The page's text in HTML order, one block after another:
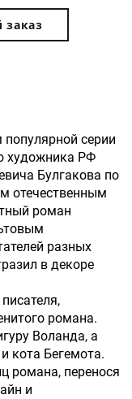
заказ
серии
художника РФ
Булгакова по
отечественным
роман
разных
в декоре
романа.
Воланда, а
кота Бегемота.
романа, перенося
и